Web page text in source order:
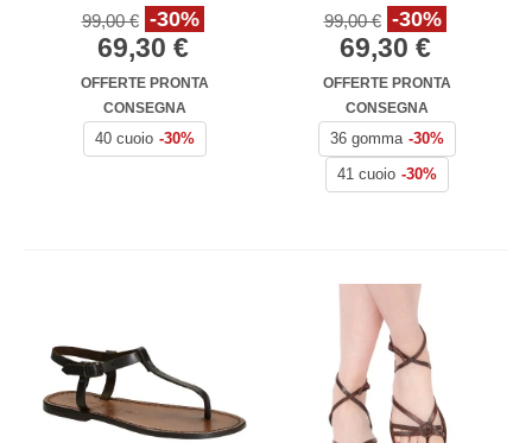
99,00 € -30%
69,30 €
OFFERTE PRONTA
CONSEGNA
40 cuoio -30%
99,00 € -30%
69,30 €
OFFERTE PRONTA
CONSEGNA
36 gomma -30%
41 cuoio -30%